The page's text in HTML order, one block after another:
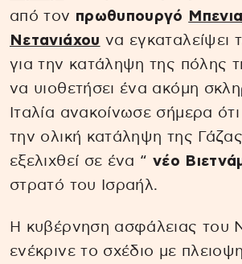
από τον πρωθυπουργό
Νετανιάχου να εγκαταλείψει
για την κατάληψη της πόλης
να υιοθετήσει ένα ακόμη
Ιταλία ανακοίνωσε σήμερα
την ολική κατάληψη της
εξελιχθεί σε ένα “ νέο
στρατό του Ισραήλ.
Η κυβέρνηση ασφάλειας του
ενέκρινε το σχέδιο με